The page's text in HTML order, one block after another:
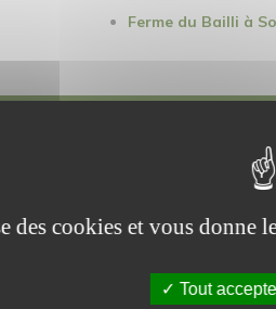
Ferme du Bailli à
Volailles - Produits laitiers -
des cookies et vous donne
Tout